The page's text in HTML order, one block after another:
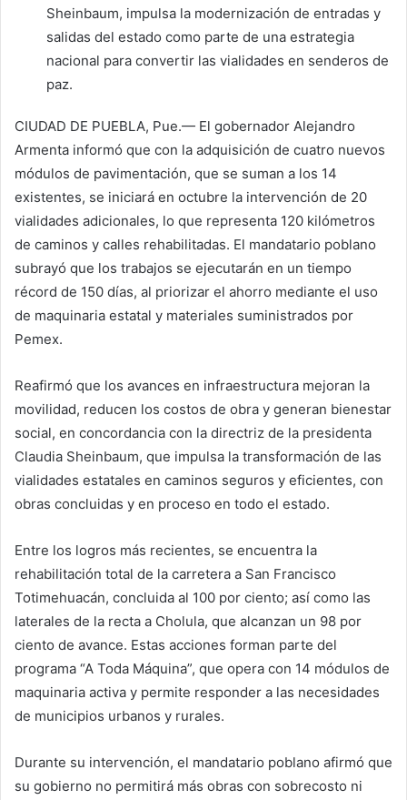
Sheinbaum, impulsa la modernización de entradas y
salidas del estado como parte de una estrategia
nacional para convertir las vialidades en senderos de
paz.
CIUDAD DE PUEBLA, Pue.— El gobernador Alejandro
Armenta informó que con la adquisición de cuatro nuevos
módulos de pavimentación, que se suman a los 14
existentes, se iniciará en octubre la intervención de 20
vialidades adicionales, lo que representa 120 kilómetros
de caminos y calles rehabilitadas. El mandatario poblano
subrayó que los trabajos se ejecutarán en un tiempo
récord de 150 días, al priorizar el ahorro mediante el uso
de maquinaria estatal y materiales suministrados por
Pemex.
Reafirmó que los avances en infraestructura mejoran la
movilidad, reducen los costos de obra y generan bienestar
social, en concordancia con la directriz de la presidenta
Claudia Sheinbaum, que impulsa la transformación de las
vialidades estatales en caminos seguros y eficientes, con
obras concluidas y en proceso en todo el estado.
Entre los logros más recientes, se encuentra la
rehabilitación total de la carretera a San Francisco
Totimehuacán, concluida al 100 por ciento; así como las
laterales de la recta a Cholula, que alcanzan un 98 por
ciento de avance. Estas acciones forman parte del
programa “A Toda Máquina”, que opera con 14 módulos de
maquinaria activa y permite responder a las necesidades
de municipios urbanos y rurales.
Durante su intervención, el mandatario poblano afirmó que
su gobierno no permitirá más obras con sobrecosto ni